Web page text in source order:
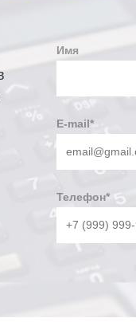
Имя
E-mail*
Телефон*